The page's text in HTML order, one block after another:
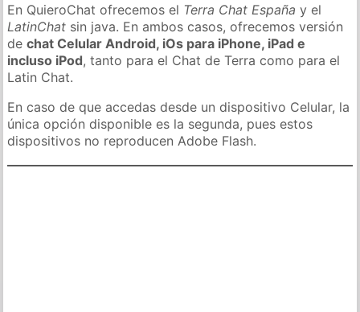
En QuieroChat ofrecemos el Terra Chat España y el
LatinChat sin java. En ambos casos, ofrecemos versión
dechat Celular Android, iOs para iPhone, iPad e
incluso iPod, tanto para el Chat de Terra como para el
Latin Chat.
En caso de que accedas desde un dispositivo Celular, la
única opción disponible es la segunda, pues estos
dispositivos no reproducen Adobe Flash.